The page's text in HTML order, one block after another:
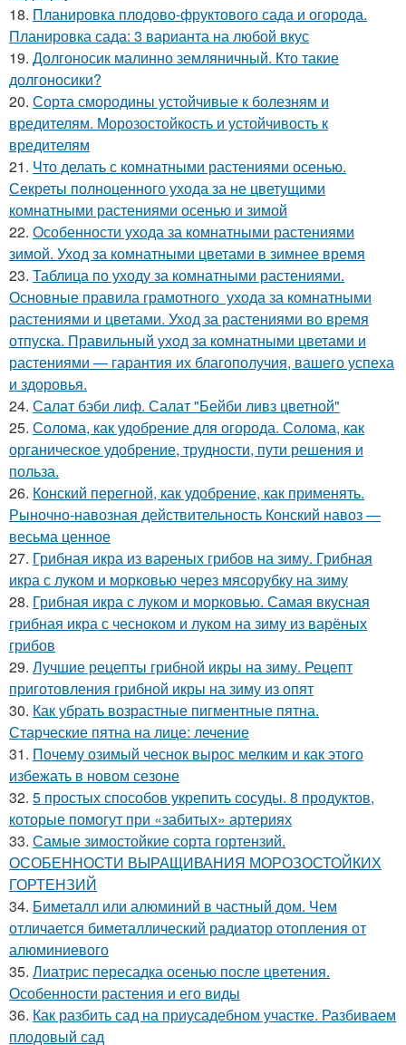
18. Планировка плодово-фруктового сада и огорода.
Планировка сада: 3 варианта на любой вкус
19. Долгоносик малинно земляничный. Кто такие
долгоносики?
20. Сорта смородины устойчивые к болезням и
вредителям. Морозостойкость и устойчивость к
вредителям
21. Что делать с комнатными растениями осенью.
Секреты полноценного ухода за не цветущими
комнатными растениями осенью и зимой
22. Особенности ухода за комнатными растениями
зимой. Уход за комнатными цветами в зимнее время
23. Таблица по уходу за комнатными растениями.
Основные правила грамотного ухода за комнатными
растениями и цветами. Уход за растениями во время
отпуска. Правильный уход за комнатными цветами и
растениями — гарантия их благополучия, вашего успеха
и здоровья.
24. Салат бэби лиф. Салат "Бейби ливз цветной"
25. Солома, как удобрение для огорода. Солома, как
органическое удобрение, трудности, пути решения и
польза.
26. Конский перегной, как удобрение, как применять.
Рыночно-навозная действительность Конский навоз —
весьма ценное
27. Грибная икра из вареных грибов на зиму. Грибная
икра с луком и морковью через мясорубку на зиму
28. Грибная икра с луком и морковью. Самая вкусная
грибная икра с чесноком и луком на зиму из варёных
грибов
29. Лучшие рецепты грибной икры на зиму. Рецепт
приготовления грибной икры на зиму из опят
30. Как убрать возрастные пигментные пятна.
Старческие пятна на лице: лечение
31. Почему озимый чеснок вырос мелким и как этого
избежать в новом сезоне
32. 5 простых способов укрепить сосуды. 8 продуктов,
которые помогут при «забитых» артериях
33. Самые зимостойкие сорта гортензий.
ОСОБЕННОСТИ ВЫРАЩИВАНИЯ МОРОЗОСТОЙКИХ
ГОРТЕНЗИЙ
34. Биметалл или алюминий в частный дом. Чем
отличается биметаллический радиатор отопления от
алюминиевого
35. Лиатрис пересадка осенью после цветения.
Особенности растения и его виды
36. Как разбить сад на приусадебном участке. Разбиваем
плодовый сад